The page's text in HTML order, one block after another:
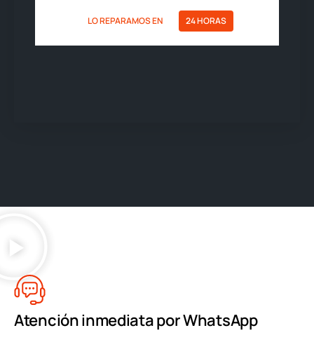
LO REPARAMOS EN 24 HORAS
Atención inmediata por WhatsApp